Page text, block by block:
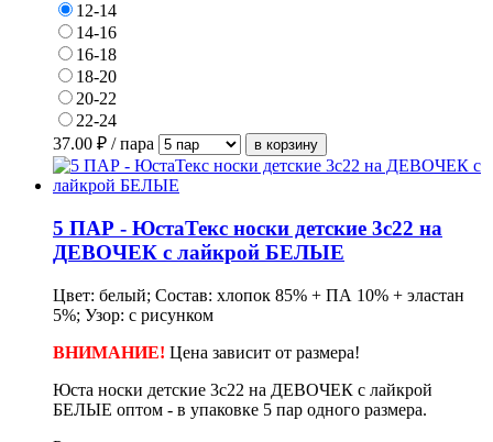
12-14
14-16
16-18
18-20
20-22
22-24
37.00 ₽ / пара
5 ПАР - ЮстаТекс носки детские 3с22 на
ДЕВОЧЕК с лайкрой БЕЛЫЕ
Цвет: белый; Состав: хлопок 85% + ПА 10% + эластан
5%; Узор: с рисунком
ВНИМАНИЕ! Цена зависит от размера!
Юста носки детские 3с22 на ДЕВОЧЕК с лайкрой
БЕЛЫЕ оптом - в упаковке 5 пар одного размера.